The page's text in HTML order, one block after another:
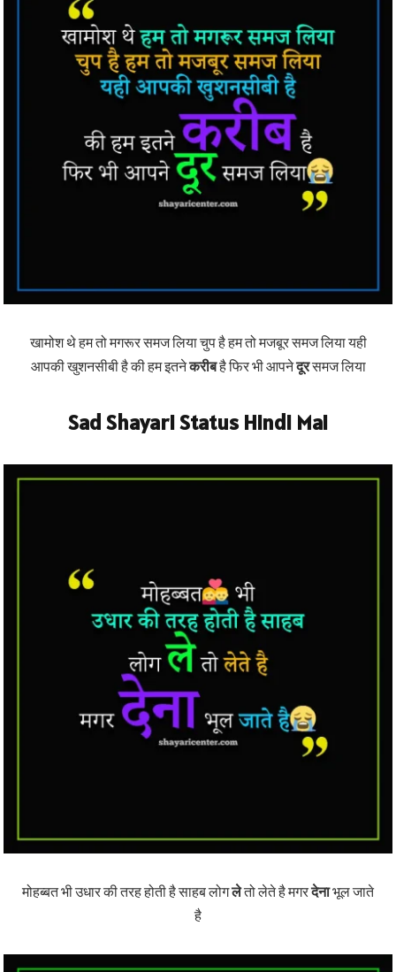
खामोश थे हम तो मगरूर समज लिया चुप है हम तो मजबूर समज लिया यही
आपकी खुशनसीबी है की हम इतनेकरीबहै फिर भी आपनेदूरसमज लिया
Sad Shayari Status Hindi Mai
मोहब्बत भी उधार की तरह होती है साहब लोगलेतो लेते है मगरदेनाभूल जाते
है